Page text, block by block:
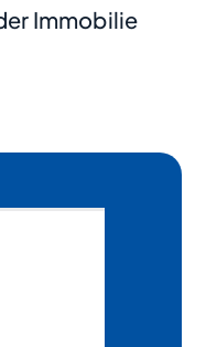
Immobilie